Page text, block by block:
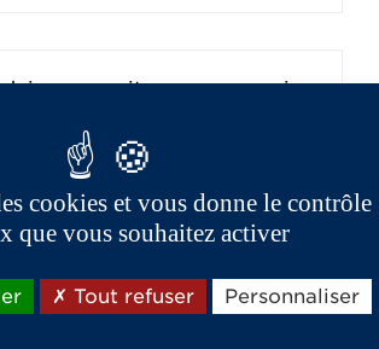
une voiture sans permis,
de conduire. Mais n'ayant
du code de la route
une voiture sans permis
cookies et vous donne le contrôle
que vous souhaitez activer
Tout refuser Personnaliser